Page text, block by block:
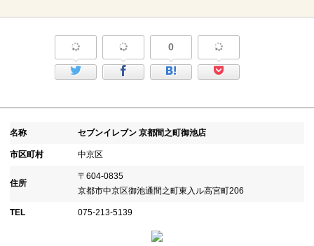
0
名称 セブンイレブン 京都間之町御池店
市区町村 中京区
住所
〒604-0835
京都市中京区御池通間之町東入ル高宮町206
TEL 075-213-5139